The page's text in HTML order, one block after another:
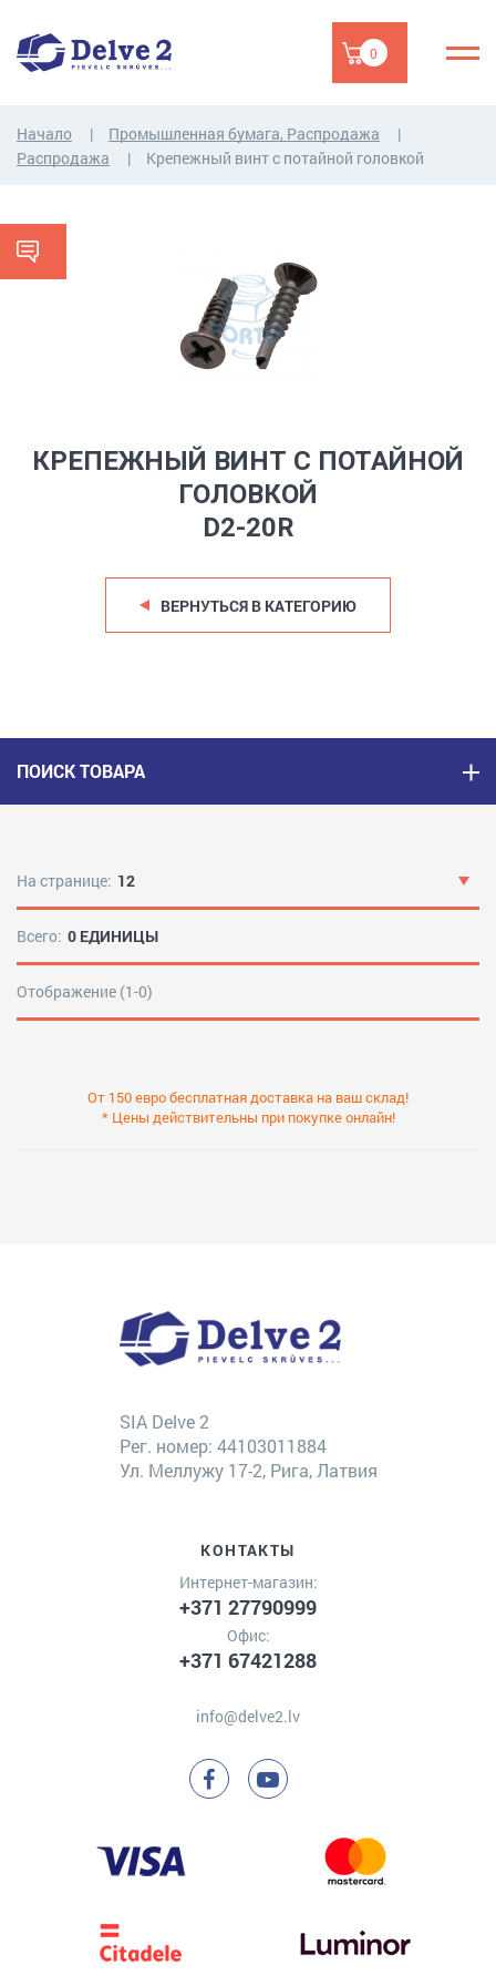
0
Начало
Промышленная бумага, Распродажа
Распродажа
Крепежный винт с потайной головкой
КРЕПЕЖНЫЙ ВИНТ С ПОТАЙНОЙ
ГОЛОВКОЙ
D2-20R
ВЕРНУТЬСЯ В КАТЕГОРИЮ
ПОИСК ТОВАРА
На странице: 12
Всего: 0 ЕДИНИЦЫ
Отображение (1-0)
От 150 евро бесплатная доставка на ваш склад!
* Цены действительны при покупке онлайн!
SIA Delve 2
Рег. номер: 44103011884
Ул. Меллужу 17-2, Рига, Латвия
КОНТАКТЫ
Интернет-магазин:
+371 27790999
Офис:
+371 67421288
info@delve2.lv